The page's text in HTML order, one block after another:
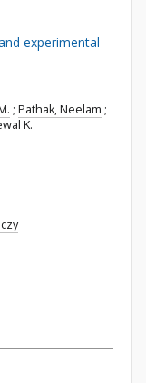
experimental
; Pathak, Neelam ;
K.